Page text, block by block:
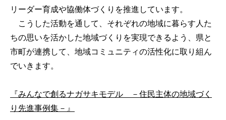
リーダー育成や協働体づくりを推進しています。
こうした活動を通して、それぞれの地域に暮らす人た
ちの思いを活かした地域づくりを実現できるよう、県と
市町が連携して、地域コミュニティの活性化に取り組ん
でいきます。
『みんなで創るナガサキモデル －住民主体の地域づく
り先進事例集－』